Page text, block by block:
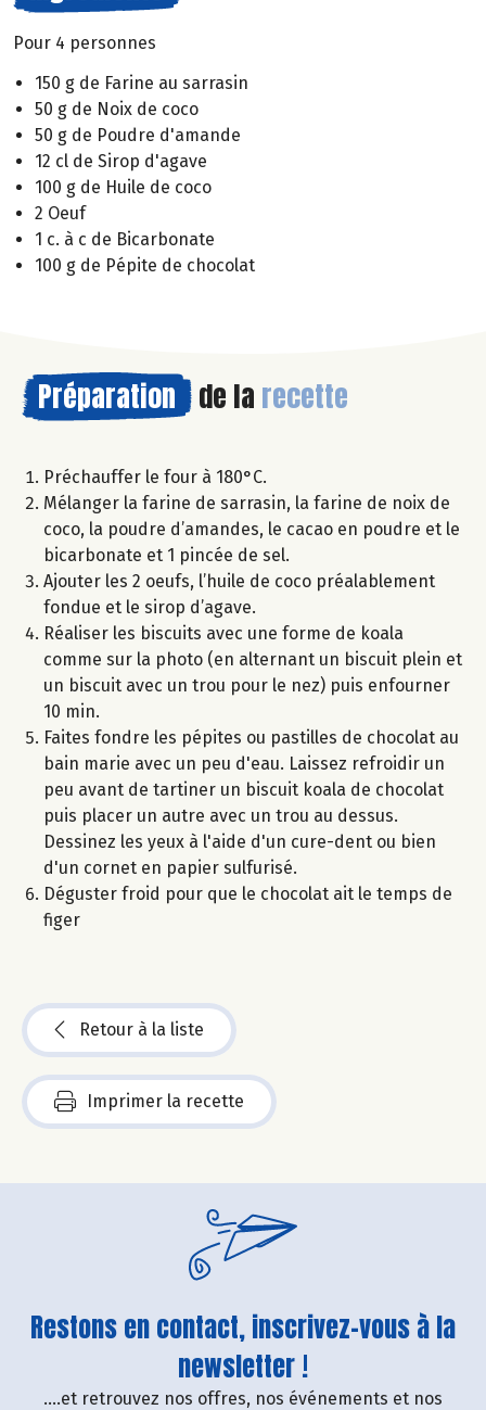
Pour 4 personnes
150 g de Farine au sarrasin
50 g de Noix de coco
50 g de Poudre d'amande
12 cl de Sirop d'agave
100 g de Huile de coco
2 Oeuf
1 c. à c de Bicarbonate
100 g de Pépite de chocolat
Préparation de la recette
Préchauffer le four à 180°C.
Mélanger la farine de sarrasin, la farine de noix de
coco, la poudre d’amandes, le cacao en poudre et le
bicarbonate et 1 pincée de sel.
Ajouter les 2 oeufs, l’huile de coco préalablement
fondue et le sirop d’agave.
Réaliser les biscuits avec une forme de koala
comme sur la photo (en alternant un biscuit plein et
un biscuit avec un trou pour le nez) puis enfourner
10 min.
Faites fondre les pépites ou pastilles de chocolat au
bain marie avec un peu d'eau. Laissez refroidir un
peu avant de tartiner un biscuit koala de chocolat
puis placer un autre avec un trou au dessus.
Dessinez les yeux à l'aide d'un cure-dent ou bien
d'un cornet en papier sulfurisé.
Déguster froid pour que le chocolat ait le temps de
figer
Retour à la liste
Imprimer la recette
Restons en contact, inscrivez-vous à la
newsletter !
....et retrouvez nos offres, nos événements et nos